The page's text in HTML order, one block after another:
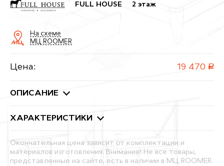
FULL HOUSE 2 этаж
На схеме
МЦ ROOMER
Цена: 19 470 руб.
ОПИСАНИЕ
ХАРАКТЕРИСТИКИ
Окончательная цена зависит от комплектации и
материалов изготовления. Внимание! Не все товары,
представленные на сайте, есть в наличии в МЦ ROOMER.